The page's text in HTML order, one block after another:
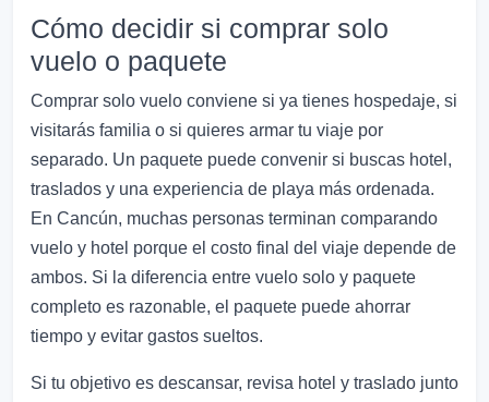
Cómo decidir si comprar solo
vuelo o paquete
Comprar solo vuelo conviene si ya tienes hospedaje, si
visitarás familia o si quieres armar tu viaje por
separado. Un paquete puede convenir si buscas hotel,
traslados y una experiencia de playa más ordenada.
En Cancún, muchas personas terminan comparando
vuelo y hotel porque el costo final del viaje depende de
ambos. Si la diferencia entre vuelo solo y paquete
completo es razonable, el paquete puede ahorrar
tiempo y evitar gastos sueltos.
Si tu objetivo es descansar, revisa hotel y traslado junto